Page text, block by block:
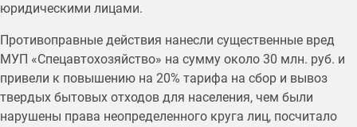
юридическими лицами.
Противоправные действия нанесли существенные вред
МУП «Спецавтохозяйство» на сумму около 30 млн. руб. и
привели к повышению на 20% тарифа на сбор и вывоз
твердых бытовых отходов для населения, чем были
нарушены права неопределенного круга лиц, посчитало